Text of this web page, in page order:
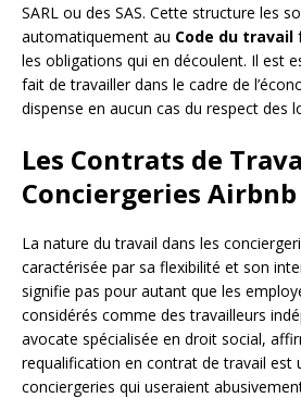
SARL ou des SAS. Cette structure les
automatiquement au Code du travail
les obligations qui en découlent. Il est
fait de travailler dans le cadre de
dispense en aucun cas du respect des
Les Contrats de
Conciergeries Airbnb
La nature du travail dans les
caractérisée par sa flexibilité et son
signifie pas pour autant que les
considérés comme des travailleurs
avocate spécialisée en droit social,
requalification en contrat de travail est
conciergeries qui useraient